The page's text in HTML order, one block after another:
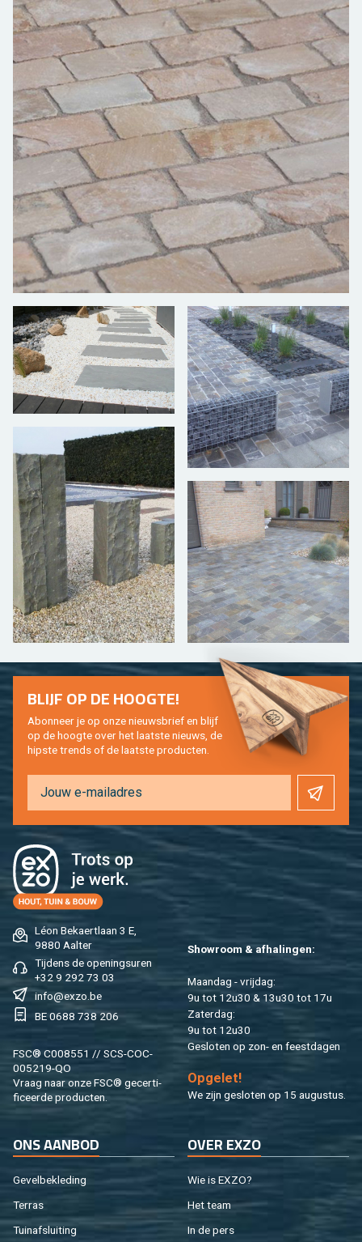
Léon Be­kaert­laan 3 E,
9880 Aal­ter
Tij­dens de ope­nings­uren
+32 9 292 73 03
info@​exzo.​be
BE 0688 738 206
FSC® C008551 // SCS-COC-
005219-QO
Vraag naar onze FSC® ge­cer­ti­
fi­ceer­de pro­duc­ten.
Show­room & af­ha­lin­gen:
Maan­dag - vrij­dag:
9u tot 12u30 & 13u30 tot 17u
Za­ter­dag:
9u tot 12u30
Ge­slo­ten op zon- en feest­da­gen
Op­ge­let!
We zijn ge­slo­ten op 15 au­gus­tus.
BLIJF OP DE HOOG­TE!
Abon­neer je op onze nieuws­brief en blijf
op de hoog­te over het laat­ste nieuws, de
hip­s­te trends of de laat­ste pro­duc­ten.
ONS AAN­BOD
Ge­vel­be­kle­ding
Ter­ras
Tuin­af­slui­ting
OVER EXZO
Wie is EXZO?
Het team
In de pers